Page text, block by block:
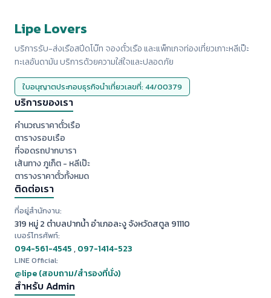
Lipe Lovers
บริการรับ-ส่งเรือสปีดโบ๊ท จองตั๋วเรือ และแพ็กเกจท่องเที่ยวเกาะหลีเป๊ะ
ทะเลอันดามัน บริการด้วยความใส่ใจและปลอดภัย
ใบอนุญาตประกอบธุรกิจนำเที่ยวเลขที่: 44/00379
บริการของเรา
คำนวณราคาตั๋วเรือ
ตารางรอบเรือ
ที่จอดรถปากบารา
เส้นทาง ภูเก็ต - หลีเป๊ะ
ตารางราคาตั๋วทั้งหมด
ติดต่อเรา
ที่อยู่สำนักงาน:
319 หมู่ 2 ตำบลปากน้ำ อำเภอละงู จังหวัดสตูล 91110
เบอร์โทรศัพท์:
094-561-4545,097-1414-523
LINE Official:
@lipe (สอบถาม/สำรองที่นั่ง)
สำหรับ Admin